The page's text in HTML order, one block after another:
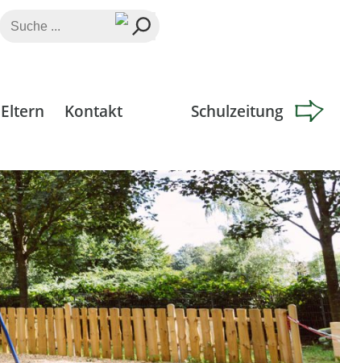
Suche
Eltern Kontakt Schulzeitung